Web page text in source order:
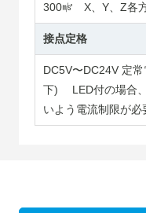
300㎨ X、Y、Z各
接点定格
DC5V〜DC24V 定
下) LED付の場合、
いよう電流制限が必